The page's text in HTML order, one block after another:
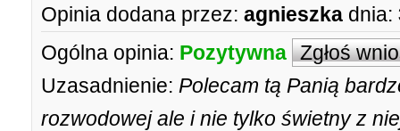
Opinia dodana przez: agnieszka dnia:
Ogólna opinia: Pozytywna Zgłoś
Uzasadnienie: Polecam tą Panią
rozwodowej ale i nie tylko świetny z